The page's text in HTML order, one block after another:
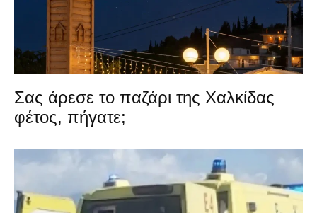
Σας άρεσε το παζάρι της Χαλκίδας
φέτος, πήγατε;